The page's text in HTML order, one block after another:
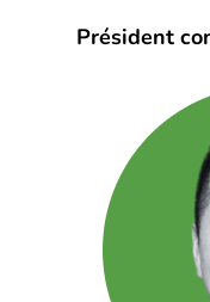
Président